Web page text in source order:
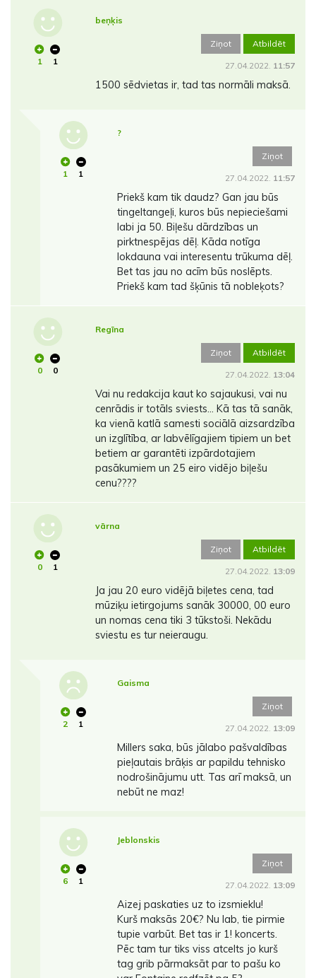
1 1
beņķis
Ziņot Atbildēt
27.04.2022. 11:57
1500 sēdvietas ir, tad tas normāli maksā.
1 1
?
Ziņot
27.04.2022. 11:57
Priekš kam tik daudz? Gan jau būs
tingeltangeļi, kuros būs nepieciešami
labi ja 50. Biļešu dārdzības un
pirktnespējas dēļ. Kāda notīga
lokdauna vai interesentu trūkuma dēļ.
Bet tas jau no acīm būs noslēpts.
Priekš kam tad šķūnis tā nobleķots?
0 0
Regīna
Ziņot Atbildēt
27.04.2022. 13:04
Vai nu redakcija kaut ko sajaukusi, vai nu
cenrādis ir totāls sviests... Kā tas tā sanāk,
ka vienā katlā samesti sociālā aizsardzība
un izglītība, ar labvēlīgajiem tipiem un bet
betiem ar garantēti izpārdotajiem
pasākumiem un 25 eiro vidējo biļešu
cenu????
0 1
vārna
Ziņot Atbildēt
27.04.2022. 13:09
Ja jau 20 euro vidējā biļetes cena, tad
mūziķu ietirgojums sanāk 30000, 00 euro
un nomas cena tiki 3 tūkstoši. Nekādu
sviestu es tur neieraugu.
2 1
Gaisma
Ziņot
27.04.2022. 13:09
Millers saka, būs jālabo pašvaldības
pieļautais brāķis ar papildu tehnisko
nodrošinājumu utt. Tas arī maksā, un
nebūt ne maz!
6 1
Jeblonskis
Ziņot
27.04.2022. 13:09
Aizej paskaties uz to izsmieklu!
Kurš maksās 20€? Nu lab, tie pirmie
tupie varbūt. Bet tas ir 1! koncerts.
Pēc tam tur tiks viss atcelts jo kurš
tag grib pārmaksāt par to pašu ko